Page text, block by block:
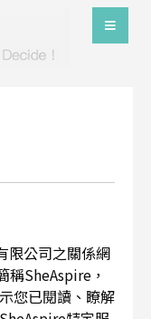
限公司之關係網
SheAspire，
您已閱讀、瞭解